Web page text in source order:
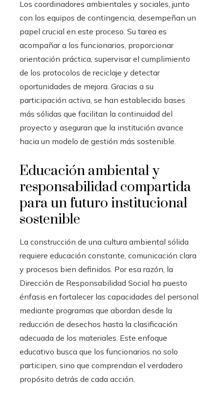
Los coordinadores ambientales y sociales, junto
con los equipos de contingencia, desempeñan un
papel crucial en este proceso. Su tarea es
acompañar a los funcionarios, proporcionar
orientación práctica, supervisar el cumplimiento
de los protocolos de reciclaje y detectar
oportunidades de mejora. Gracias a su
participación activa, se han establecido bases
más sólidas que facilitan la continuidad del
proyecto y aseguran que la institución avance
hacia un modelo de gestión más sostenible.
Educación ambiental y
responsabilidad compartida
para un futuro institucional
sostenible
La construcción de una cultura ambiental sólida
requiere educación constante, comunicación clara
y procesos bien definidos. Por esa razón, la
Dirección de Responsabilidad Social ha puesto
énfasis en fortalecer las capacidades del personal
mediante programas que abordan desde la
reducción de desechos hasta la clasificación
adecuada de los materiales. Este enfoque
educativo busca que los funcionarios no solo
participen, sino que comprendan el verdadero
propósito detrás de cada acción.